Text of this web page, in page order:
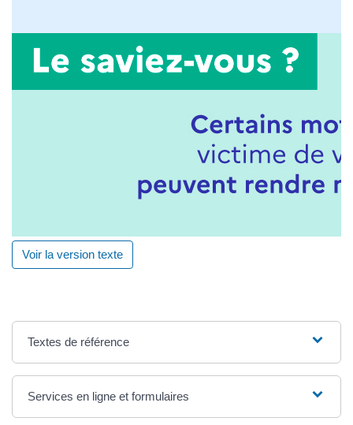
Voir la version texte
Textes de référence
Services en ligne et formulaires